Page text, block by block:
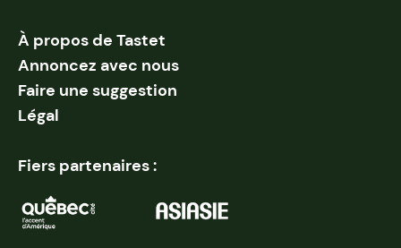
À propos de Tastet
Annoncez avec nous
Faire une suggestion
Légal
Fiers partenaires :